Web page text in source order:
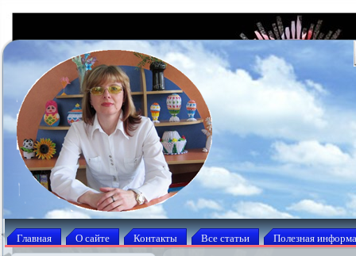
Главная О сайте Контакты Все статьи Полезная